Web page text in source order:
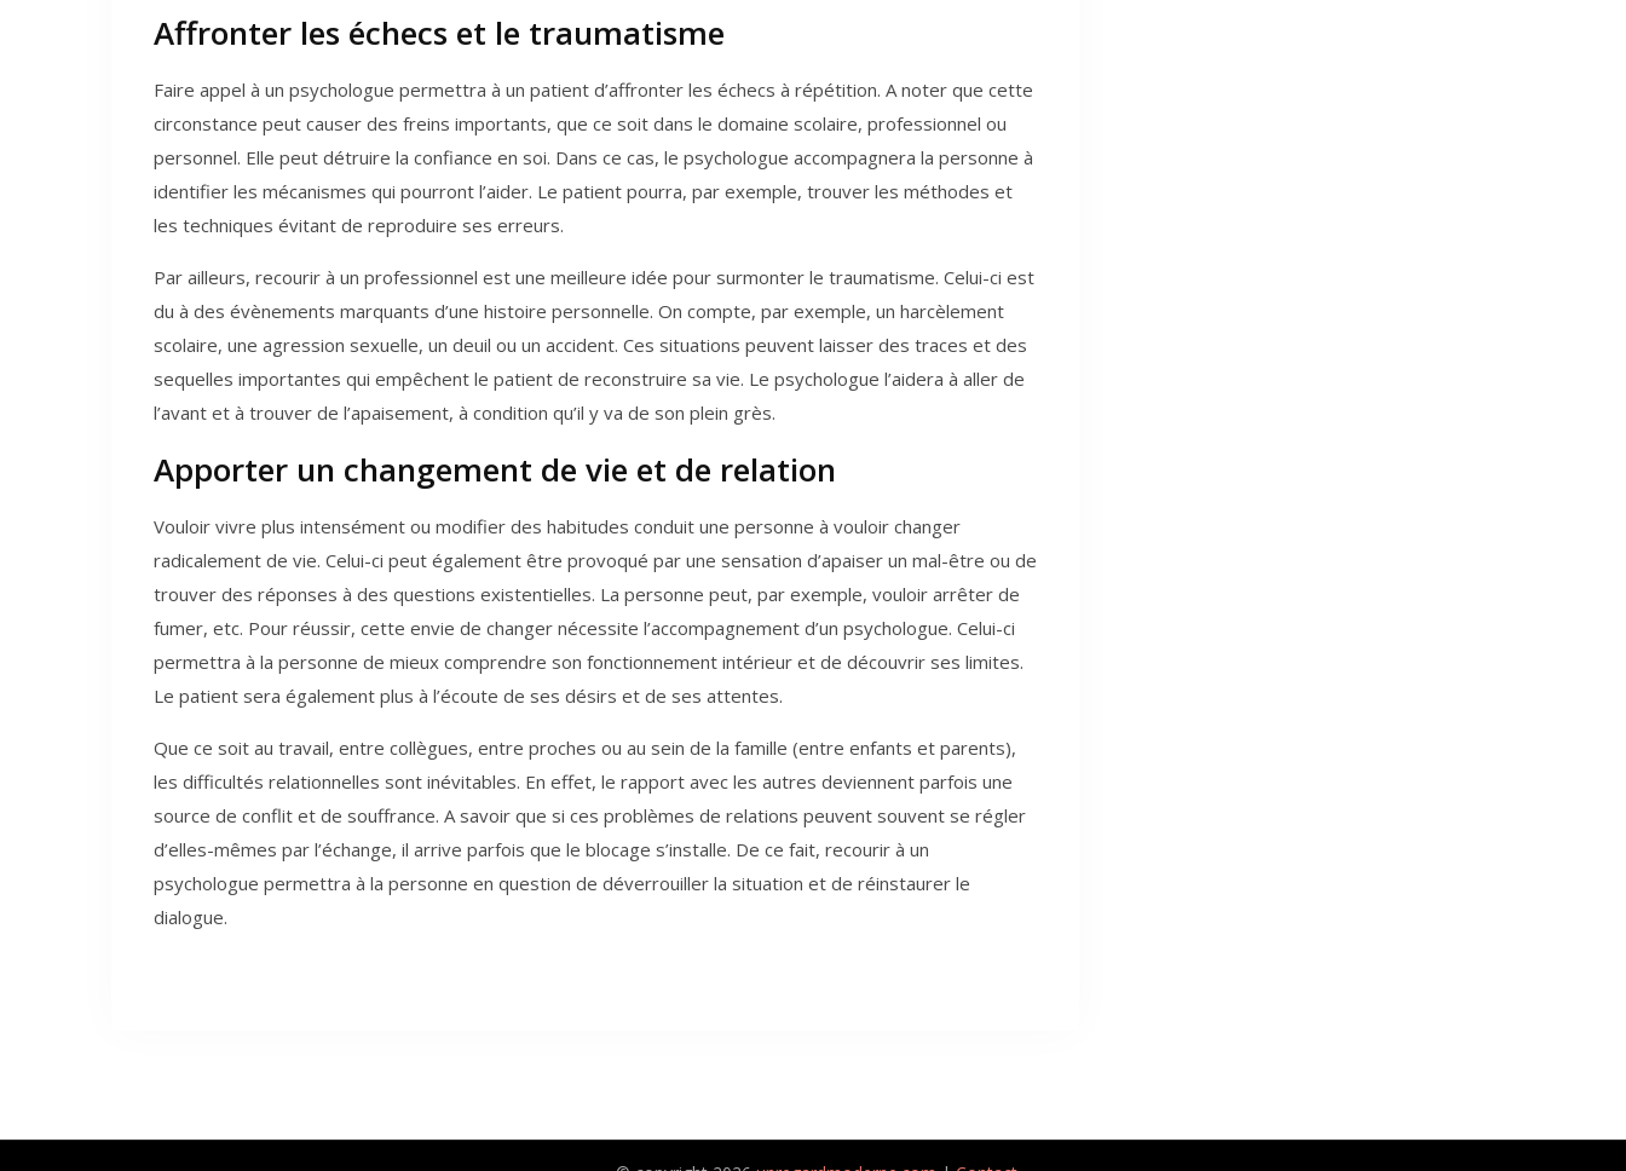
Affronter les échecs et le traumatisme
Faire appel à un psychologue permettra à un patient d’affronter les échecs à répétition. A noter que cette
circonstance peut causer des freins importants, que ce soit dans le domaine scolaire, professionnel ou
personnel. Elle peut détruire la confiance en soi. Dans ce cas, le psychologue accompagnera la personne à
identifier les mécanismes qui pourront l’aider. Le patient pourra, par exemple, trouver les méthodes et
les techniques évitant de reproduire ses erreurs.
Par ailleurs, recourir à un professionnel est une meilleure idée pour surmonter le traumatisme. Celui-ci est
du à des évènements marquants d’une histoire personnelle. On compte, par exemple, un harcèlement
scolaire, une agression sexuelle, un deuil ou un accident. Ces situations peuvent laisser des traces et des
sequelles importantes qui empêchent le patient de reconstruire sa vie. Le psychologue l’aidera à aller de
l’avant et à trouver de l’apaisement, à condition qu’il y va de son plein grès.
Apporter un changement de vie et de relation
Vouloir vivre plus intensément ou modifier des habitudes conduit une personne à vouloir changer
radicalement de vie. Celui-ci peut également être provoqué par une sensation d’apaiser un mal-être ou de
trouver des réponses à des questions existentielles. La personne peut, par exemple, vouloir arrêter de
fumer, etc. Pour réussir, cette envie de changer nécessite l’accompagnement d’un psychologue. Celui-ci
permettra à la personne de mieux comprendre son fonctionnement intérieur et de découvrir ses limites.
Le patient sera également plus à l’écoute de ses désirs et de ses attentes.
Que ce soit au travail, entre collègues, entre proches ou au sein de la famille (entre enfants et parents),
les difficultés relationnelles sont inévitables. En effet, le rapport avec les autres deviennent parfois une
source de conflit et de souffrance. A savoir que si ces problèmes de relations peuvent souvent se régler
d’elles-mêmes par l’échange, il arrive parfois que le blocage s’installe. De ce fait, recourir à un
psychologue permettra à la personne en question de déverrouiller la situation et de réinstaurer le
dialogue.